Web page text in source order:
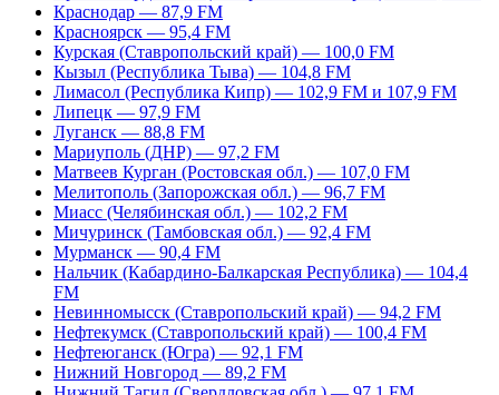
Краснодар — 87,9 FM
Красноярск — 95,4 FM
Курская (Ставропольский край) — 100,0 FM
Кызыл (Республика Тыва) — 104,8 FM
Лимасол (Республика Кипр) — 102,9 FM и 107,9 FM
Липецк — 97,9 FM
Луганск — 88,8 FM
Мариуполь (ДНР) — 97,2 FM
Матвеев Курган (Ростовская обл.) — 107,0 FM
Мелитополь (Запорожская обл.) — 96,7 FM
Миасс (Челябинская обл.) — 102,2 FM
Мичуринск (Тамбовская обл.) — 92,4 FM
Мурманск — 90,4 FM
Нальчик (Кабардино-Балкарская Республика) — 104,4
FM
Невинномысск (Ставропольский край) — 94,2 FM
Нефтекумск (Ставропольский край) — 100,4 FM
Нефтеюганск (Югра) — 92,1 FM
Нижний Новгород — 89,2 FM